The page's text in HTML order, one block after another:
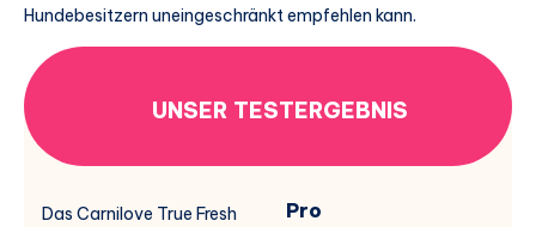
Hundebesitzern uneingeschränkt empfehlen kann.
UNSER TESTERGEBNIS
Das Carnilove True Fresh
Pro